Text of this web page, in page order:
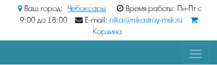
Ваш город: Чебоксары
Время работы: Пн-Пт с
9:00 до 18:00
E-mail: nika@nikastroy-msk.ru
Корзина